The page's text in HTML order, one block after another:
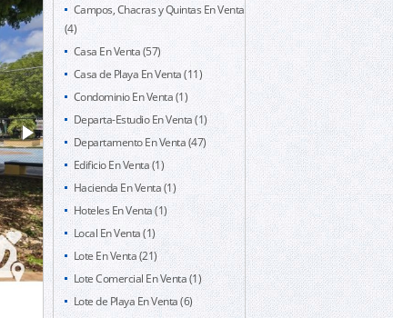
Campos, Chacras y Quintas En Venta
(4)
Casa En Venta (57)
Casa de Playa En Venta (11)
Condominio En Venta (1)
Departa-Estudio En Venta (1)
Departamento En Venta (47)
Edificio En Venta (1)
Hacienda En Venta (1)
Hoteles En Venta (1)
Local En Venta (1)
Lote En Venta (21)
Lote Comercial En Venta (1)
Lote de Playa En Venta (6)